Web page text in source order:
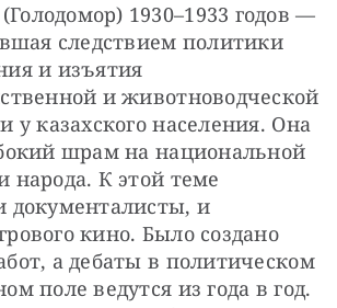
1930–1933 годов —
следствием политики
и изъятия
и животноводческой
у казахского населения. Она
шрам на национальной
народа. К этой теме
документалисты, и
кино. Было создано
а дебаты в политическом
поле ведутся из года в год.